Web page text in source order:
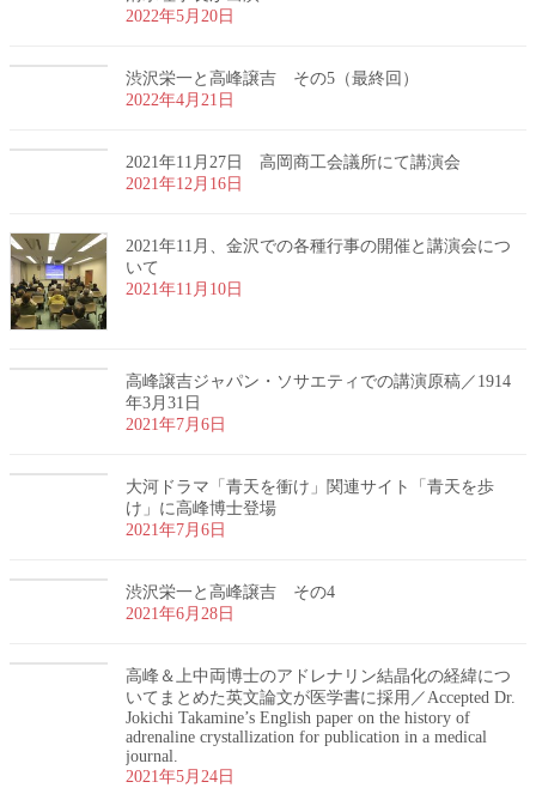
2022年5月20日
渋沢栄一と高峰譲吉 その5（最終回）
2022年4月21日
2021年11月27日 高岡商工会議所にて講演会
2021年12月16日
2021年11月、金沢での各種行事の開催と講演会につ
いて
2021年11月10日
高峰譲吉ジャパン・ソサエティでの講演原稿／1914
年3月31日
2021年7月6日
大河ドラマ「青天を衝け」関連サイト「青天を歩
け」に高峰博士登場
2021年7月6日
渋沢栄一と高峰譲吉 その4
2021年6月28日
高峰＆上中両博士のアドレナリン結晶化の経緯につ
いてまとめた英文論文が医学書に採用／Accepted Dr.
Jokichi Takamine’s English paper on the history of
adrenaline crystallization for publication in a medical
journal.
2021年5月24日